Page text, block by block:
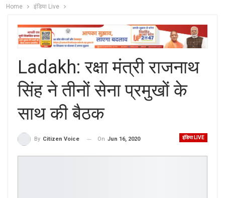
Home इंडिया Live
Ladakh: रक्षा मंत्री राजनाथ
सिंह ने तीनों सेना प्रमुखों के
साथ की बैठक
इंडिया LIVE
By Citizen Voice On Jun 16, 2020